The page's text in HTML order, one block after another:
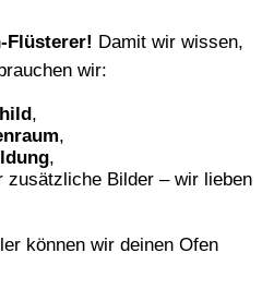
Damit wir wissen,
wir:
,
,
,
zusätzliche Bilder – wir lieben
können wir deinen Ofen